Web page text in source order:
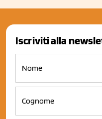
Iscriviti alla